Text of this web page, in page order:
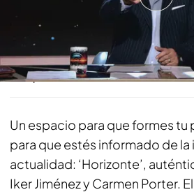
El jueves, un nuevo
22:50 horas, en Cuatro
Compartir
Un espacio para que formes tu
para que estés informado de
actualidad: ‘Horizonte’,
Iker Jiménez y Carmen Porter.